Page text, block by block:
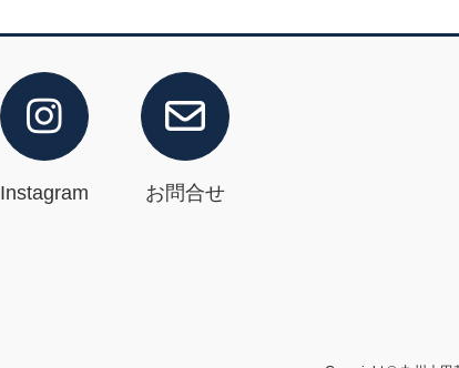
Instagram お問合せ